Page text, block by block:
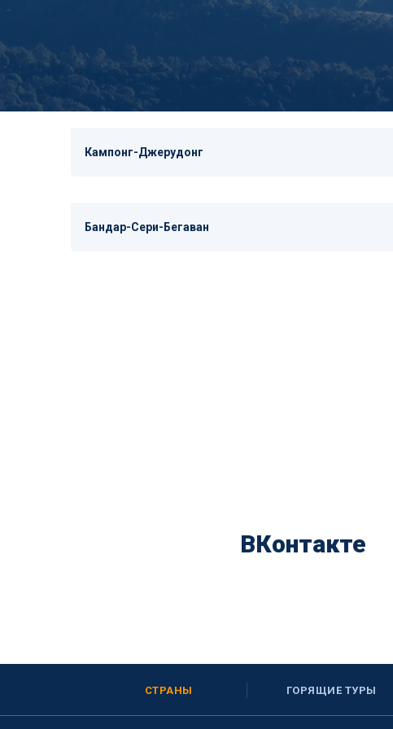
Кампонг-Джерудонг
Бандар-Сери-Бегаван
ВКонтакте
СТРАНЫ ГОРЯЩИЕ ТУРЫ